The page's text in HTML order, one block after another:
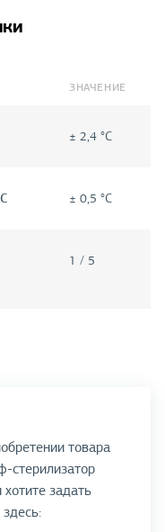
ЗНАЧЕНИЕ
± 2,4 °С
± 0,5 °С
1 / 5
товара
стерилизатор
задать